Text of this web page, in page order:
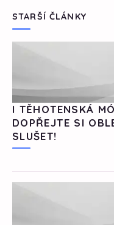
STARŠÍ ČLÁNKY
I TĚHOTENSKÁ
DOPŘEJTE SI
SLUŠET!